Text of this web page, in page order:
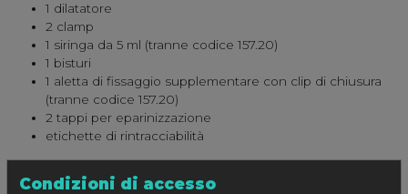
Condizioni di accesso
1 dilatatore
2 clamp
1 siringa da 5 ml (tranne codice 157.20)
1 bisturi
1 aletta di fissaggio supplementare con clip di chiusura
(tranne codice 157.20)
2 tappi per eparinizzazione
etichette di rintracciabilità